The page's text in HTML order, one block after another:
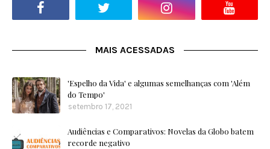
MAIS ACESSADAS
'Espelho da Vida' e algumas semelhanças com 'Além
do Tempo'
setembro 17, 2021
Audiências e Comparativos: Novelas da Globo batem
recorde negativo